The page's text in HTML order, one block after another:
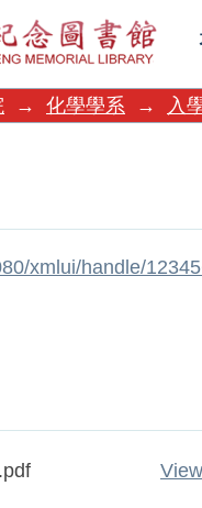
→ 化學學系 → 入
xmlui/handle/